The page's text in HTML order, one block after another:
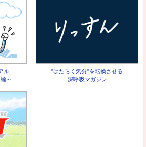
ル
～
"はたらく気分"を転換させる
深呼吸マガジン